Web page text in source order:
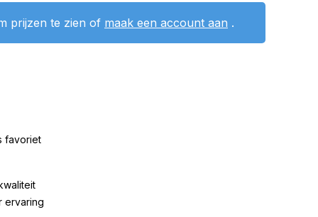
prijzen te zien of maak een account aan .
favoriet
ervaring